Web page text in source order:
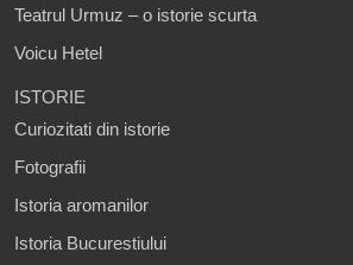
Teatrul Urmuz – o istorie scurta
Voicu Hetel
ISTORIE
Curiozitati din istorie
Fotografii
Istoria aromanilor
Istoria Bucurestiului